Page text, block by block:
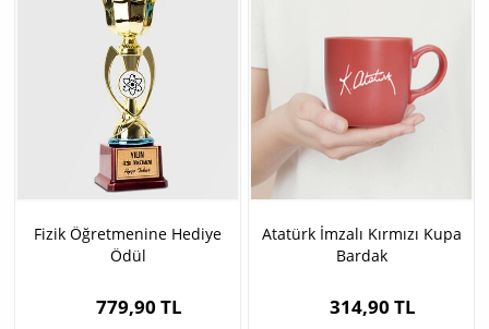
Fizik Öğretmenine Hediye
Ödül
779,90 TL
Atatürk İmzalı Kırmızı Kupa
Bardak
314,90 TL